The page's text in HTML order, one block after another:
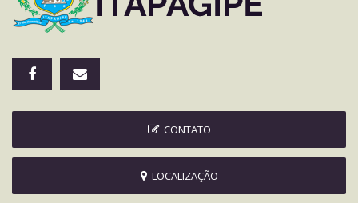
CONTATO
LOCALIZAÇÃO